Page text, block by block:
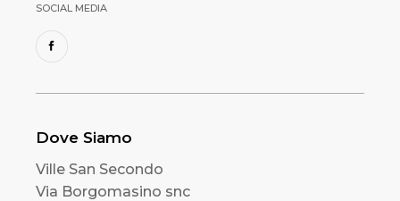
SOCIAL MEDIA
Dove Siamo
Ville San Secondo
Via Borgomasino snc